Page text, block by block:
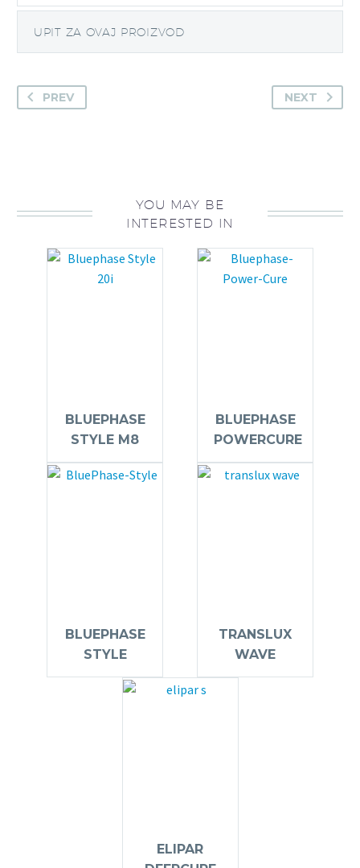
UPIT ZA OVAJ PROIZVOD
PREV NEXT
YOU MAY BE
INTERESTED IN
BLUEPHASE
STYLE M8
BLUEPHASE
POWERCURE
BLUEPHASE
STYLE
TRANSLUX
WAVE
ELIPAR